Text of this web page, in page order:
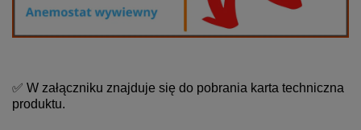
✅ W załączniku znajduje się do pobrania karta techniczna
produktu.